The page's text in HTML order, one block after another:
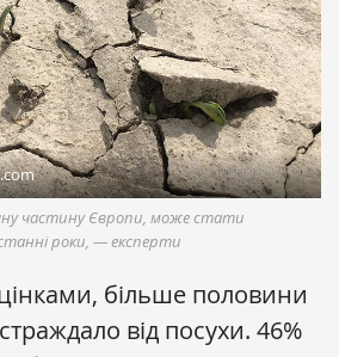
частину Європи, може стати
роки, — експерти
більше половини
від посухи. 46%